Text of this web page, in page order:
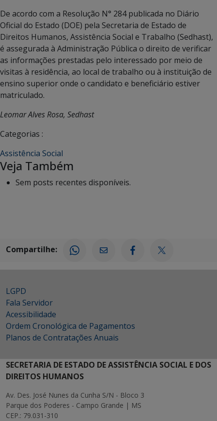
De acordo com a Resolução N° 284 publicada no Diário
Oficial do Estado (DOE) pela Secretaria de Estado de
Direitos Humanos, Assistência Social e Trabalho (Sedhast),
é assegurada à Administração Pública o direito de verificar
as informações prestadas pelo interessado por meio de
visitas à residência, ao local de trabalho ou à instituição de
ensino superior onde o candidato e beneficiário estiver
matriculado.
Leomar Alves Rosa, Sedhast
Categorias :
Assistência Social
Veja Também
Sem posts recentes disponíveis.
Compartilhe:
LGPD
Fala Servidor
Acessibilidade
Ordem Cronológica de Pagamentos
Planos de Contratações Anuais
SECRETARIA DE ESTADO DE ASSISTÊNCIA SOCIAL E DOS
DIREITOS HUMANOS
Av. Des. José Nunes da Cunha S/N - Bloco 3
Parque dos Poderes - Campo Grande | MS
CEP.: 79.031-310